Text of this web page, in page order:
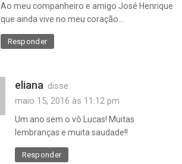
Ao meu companheiro e amigo José Henrique
que ainda vive no meu coração…
Responder
eliana disse:
maio 15, 2016 às 11:12 pm
Um ano sem o vô Lucas! Muitas
lembranças e muita saudade!!
Responder